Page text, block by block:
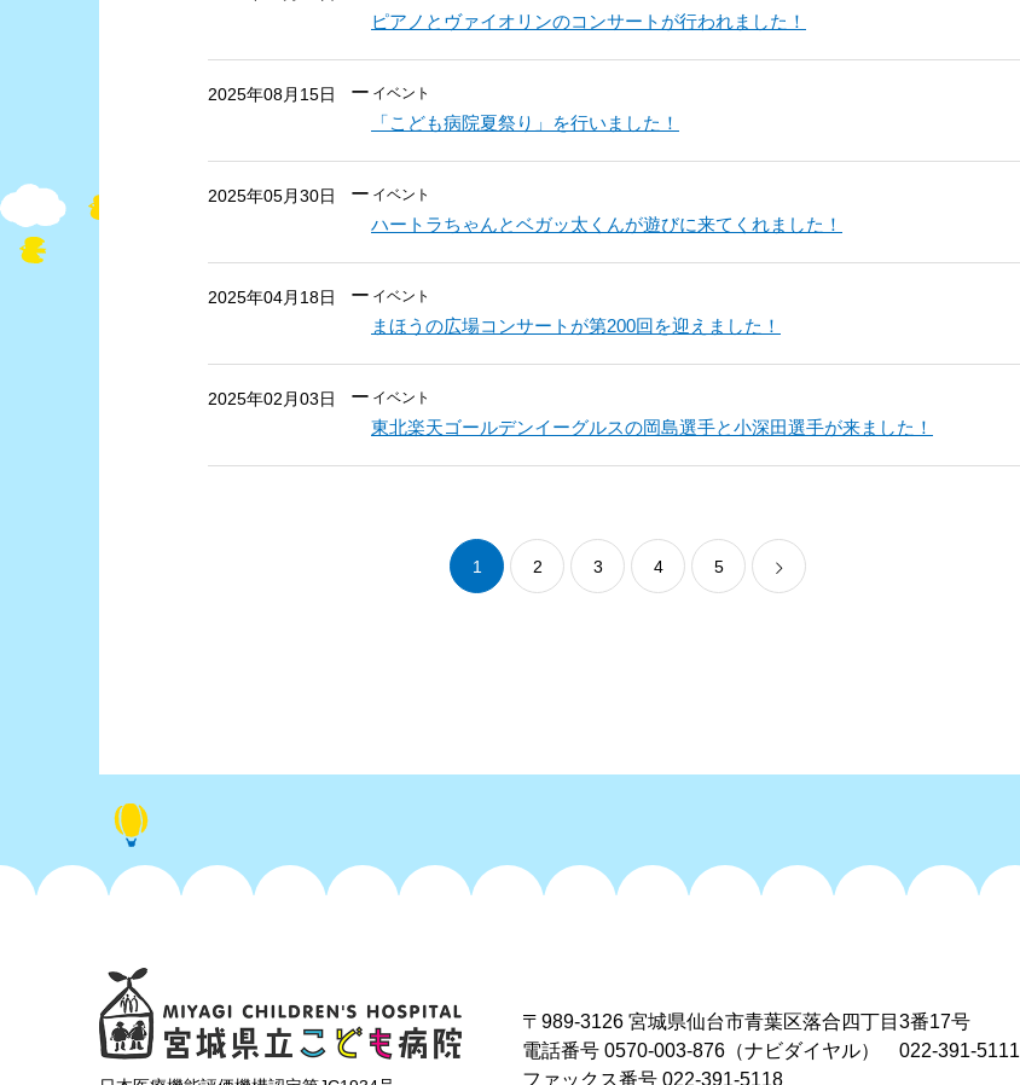
ピアノとヴァイオリンのコンサートが行われました！
2025年08月15日 イベント
「こども病院夏祭り」を行いました！
2025年05月30日 イベント
ハートラちゃんとベガッ太くんが遊びに来てくれました！
2025年04月18日 イベント
まほうの広場コンサートが第200回を迎えました！
2025年02月03日 イベント
東北楽天ゴールデンイーグルスの岡島選手と小深田選手が来ました！
1 2 3 4 5
〒989-3126 宮城県仙台市青葉区落合四丁目3番17号
電話番号 0570-003-876 （ナビダイヤル） 022-391-5111
ファックス番号 022-391-5118